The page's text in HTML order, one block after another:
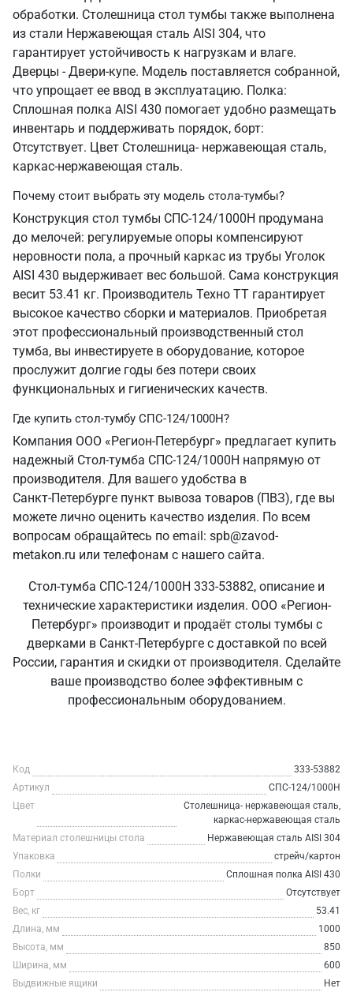
обработки. Столешница стол тумбы также выполнена
из стали Нержавеющая сталь AISI 304, что
гарантирует устойчивость к нагрузкам и влаге.
Дверцы - Двери-купе. Модель поставляется собранной,
что упрощает ее ввод в эксплуатацию. Полка:
Сплошная полка AISI 430 помогает удобно размещать
инвентарь и поддерживать порядок, борт:
Отсутствует. Цвет Столешница- нержавеющая сталь,
каркас-нержавеющая сталь.
Почему стоит выбрать эту модель стола-тумбы?
Конструкция стол тумбы СПС-124/1000Н продумана
до мелочей: регулируемые опоры компенсируют
неровности пола, а прочный каркас из трубы Уголок
AISI 430 выдерживает вес большой. Сама конструкция
весит 53.41 кг. Производитель Техно ТТ гарантирует
высокое качество сборки и материалов. Приобретая
этот профессиональный производственный стол
тумба, вы инвестируете в оборудование, которое
прослужит долгие годы без потери своих
функциональных и гигиенических качеств.
Где купить стол-тумбу СПС-124/1000Н?
Компания ООО «Регион-Петербург» предлагает купить
надежный Стол-тумба СПС-124/1000Н напрямую от
производителя. Для вашего удобства в
Санкт‑Петербурге пункт вывоза товаров (ПВЗ), где вы
можете лично оценить качество изделия. По всем
вопросам обращайтесь по email: spb@zavod-
metakon.ru или телефонам с нашего сайта.
Стол-тумба СПС-124/1000Н 333-53882, описание и
технические характеристики изделия. ООО «Регион-
Петербург» производит и продаёт столы тумбы с
дверками в Санкт‑Петербурге с доставкой по всей
России, гарантия и скидки от производителя. Сделайте
ваше производство более эффективным с
профессиональным оборудованием.
Код
333-53882
Артикул
СПС-124/1000Н
Цвет
Столешница- нержавеющая сталь,
каркас-нержавеющая сталь
Материал столешницы стола
Нержавеющая сталь AISI 304
Упаковка
стрейч/картон
Полки
Сплошная полка AISI 430
Борт
Отсутствует
Вес, кг
53.41
Длина, мм
1000
Высота, мм
850
Ширина, мм
600
Выдвижные ящики
Нет